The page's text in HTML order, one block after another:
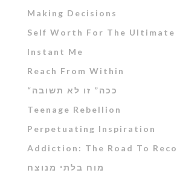
Making Decisions
Self Worth For The Ultimate
Instant Me
Reach From Within
“ככה” זו לא תשובה
Teenage Rebellion
Perpetuating Inspiration
Addiction: The Road To
מוח בלתי מנוצח